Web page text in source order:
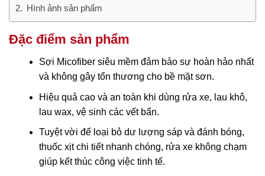
Hình ảnh sản phẩm
Đặc điểm sản phẩm
Sợi Micofiber siêu mềm đảm bảo sự hoàn hảo nhất
và không gây tổn thương cho bề mặt sơn.
Hiệu quả cao và an toàn khi dùng rửa xe, lau khô,
lau wax, vệ sinh các vết bẩn.
Tuyệt vời để loại bỏ dư lượng sáp và đánh bóng,
thuốc xịt chi tiết nhanh chóng, rửa xe không chạm
giúp kết thúc công việc tinh tế.